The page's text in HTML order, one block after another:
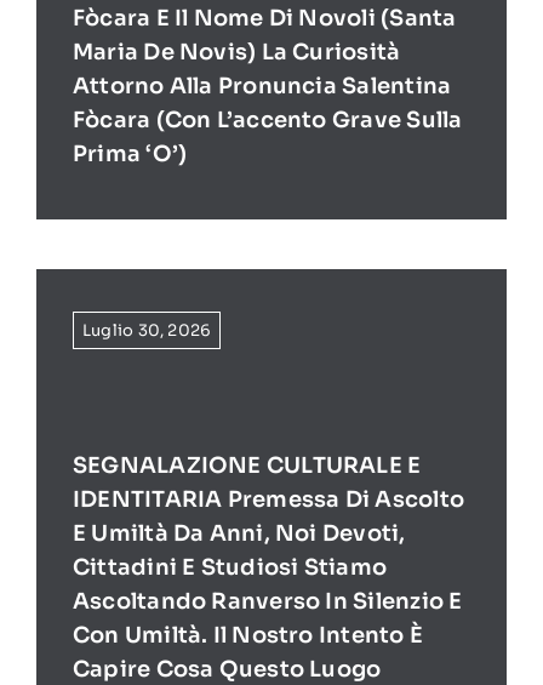
Fòcara E Il Nome Di Novoli (Santa
Maria De Novis) La Curiosità
Attorno Alla Pronuncia Salentina
Fòcara (con L’accento Grave Sulla
Prima ‘O’)
Luglio 30, 2026
SEGNALAZIONE CULTURALE E
IDENTITARIA Premessa Di Ascolto
E Umiltà Da Anni, Noi Devoti,
Cittadini E Studiosi Stiamo
Ascoltando Ranverso In Silenzio E
Con Umiltà. Il Nostro Intento È
Capire Cosa Questo Luogo